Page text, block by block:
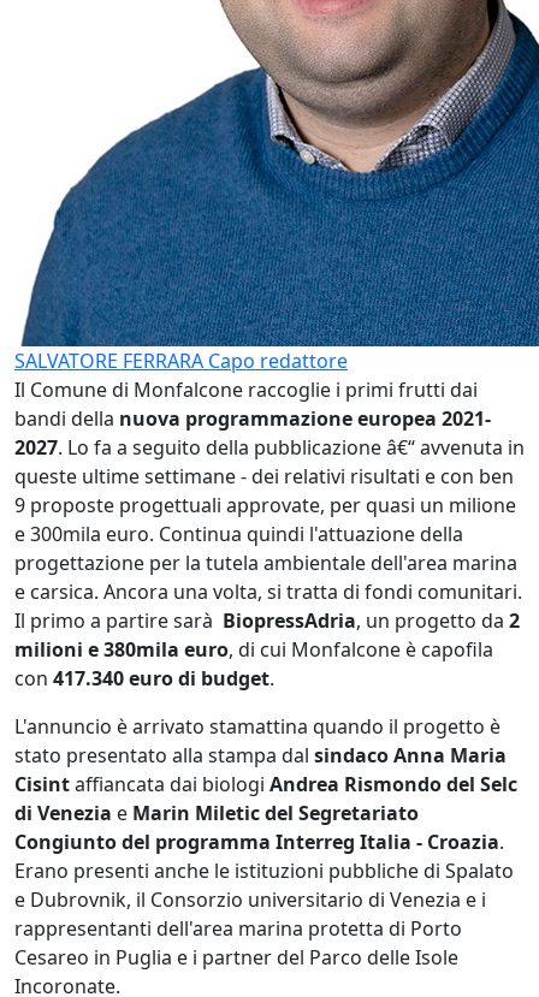
SALVATORE FERRARA Capo redattore
Il Comune di Monfalcone raccoglie i primi frutti dai
bandi della nuova programmazione europea 2021-
2027. Lo fa a seguito della pubblicazione â€“ avvenuta in
queste ultime settimane - dei relativi risultati e con ben
9 proposte progettuali approvate, per quasi un milione
e 300mila euro. Continua quindi l'attuazione della
progettazione per la tutela ambientale dell'area marina
e carsica. Ancora una volta, si tratta di fondi comunitari.
Il primo a partire sarà BiopressAdria, un progetto da 2
milioni e 380mila euro, di cui Monfalcone è capofila
con 417.340 euro di budget.
L'annuncio è arrivato stamattina quando il progetto è
stato presentato alla stampa dal sindaco Anna Maria
Cisintaffiancata dai biologi Andrea Rismondo del Selc
di Venezia e Marin Miletic del Segretariato
Congiunto del programma Interreg Italia - Croazia.
Erano presenti anche le istituzioni pubbliche di Spalato
e Dubrovnik, il Consorzio universitario di Venezia e i
rappresentanti dell'area marina protetta di Porto
Cesareo in Puglia e i partner del Parco delle Isole
Incoronate.